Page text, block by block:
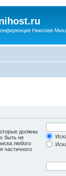
Николая
должны
быть не
любого
частичного